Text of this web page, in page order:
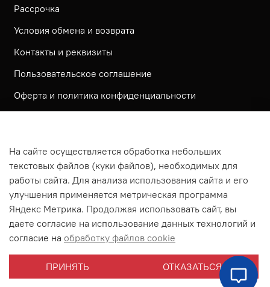
Рассрочка
Условия обмена и возврата
Контакты и реквизиты
Пользовательское соглашение
Оферта и политика конфиденциальности
Согласие посетителя сайта на обработку
персональных данных
На сайте используется метрическая система ЯНДЕКС
МЕТРИКА
На сайте применяются рекомендательные технологии
Согласие на получение рассылки рекламно-
информационных материалов
На сайте осуществляется обработка небольших
текстовых файлов (куки файлов), необходимых для
работы сайта. Для анализа использования сайта и его
улучшения применяется метрическая программа
Яндекс Метрика. Продолжая использовать сайт, вы
даете согласие на использование данных технологий и
согласие на обработку файлов cookie
ПРИНЯТЬ ОТКАЗАТЬСЯ